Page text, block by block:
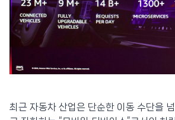
최근 자동차 산업은 단순한 이동 수단을